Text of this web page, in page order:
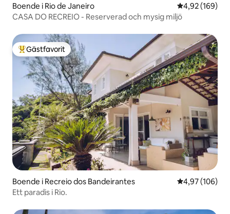
Boende i Rio de Janeiro 4,92 av 5 i
4,92 (169)
CASA DO RECREIO - Reserverad och mysig miljö
Populär gästfavorit
Gästfavorit
Boende i Recreio dos Bandeirantes 4,97 av 5 i
4,97 (106)
Ett paradis i Rio.